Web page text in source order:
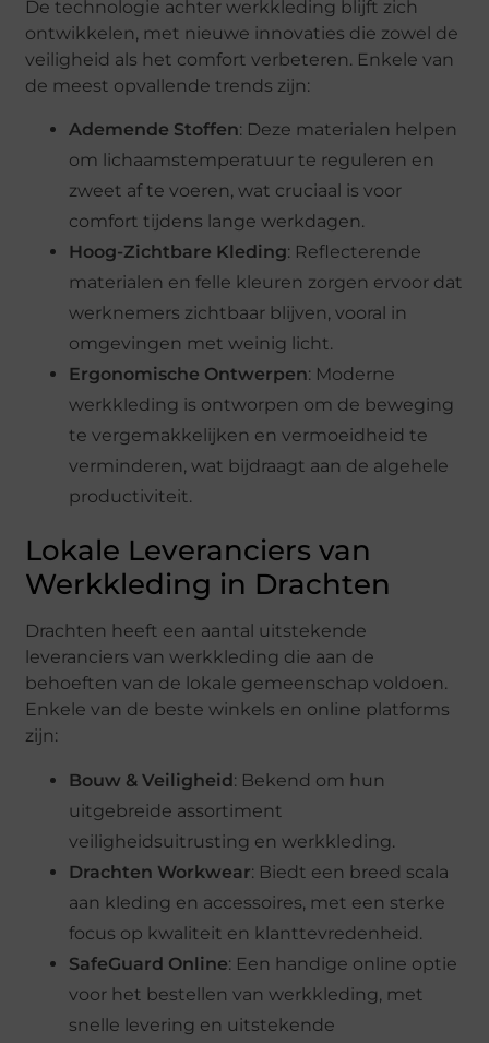
De technologie achter werkkleding blijft zich
ontwikkelen, met nieuwe innovaties die zowel de
veiligheid als het comfort verbeteren. Enkele van
de meest opvallende trends zijn:
Ademende Stoffen: Deze materialen helpen
om lichaamstemperatuur te reguleren en
zweet af te voeren, wat cruciaal is voor
comfort tijdens lange werkdagen.
Hoog-Zichtbare Kleding: Reflecterende
materialen en felle kleuren zorgen ervoor dat
werknemers zichtbaar blijven, vooral in
omgevingen met weinig licht.
Ergonomische Ontwerpen: Moderne
werkkleding is ontworpen om de beweging
te vergemakkelijken en vermoeidheid te
verminderen, wat bijdraagt aan de algehele
productiviteit.
Lokale Leveranciers van
Werkkleding in Drachten
Drachten heeft een aantal uitstekende
leveranciers van werkkleding die aan de
behoeften van de lokale gemeenschap voldoen.
Enkele van de beste winkels en online platforms
zijn:
Bouw & Veiligheid: Bekend om hun
uitgebreide assortiment
veiligheidsuitrusting en werkkleding.
Drachten Workwear: Biedt een breed scala
aan kleding en accessoires, met een sterke
focus op kwaliteit en klanttevredenheid.
SafeGuard Online: Een handige online optie
voor het bestellen van werkkleding, met
snelle levering en uitstekende